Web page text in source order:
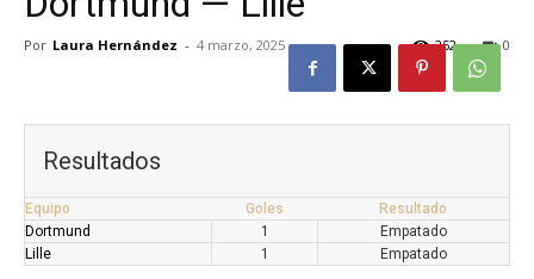
Por Laura Hernández - 4 marzo, 2025 0
252
Resultados
Equipo Goles
Resultado
Dortmund
1
Empatado
Lille
1 Empatado